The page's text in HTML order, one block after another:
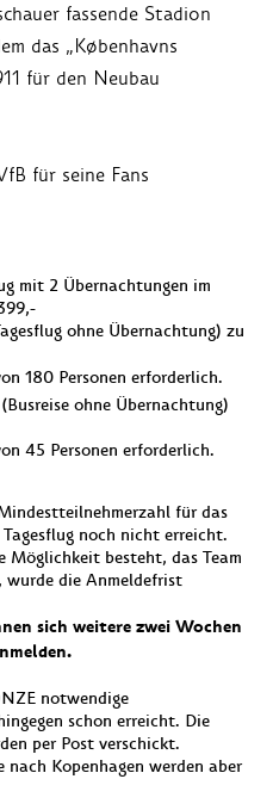
fassende Stadion
das „Københavns
für den Neubau
für seine Fans
mit 2 Übernachtungen im
ohne Übernachtung) zu
180 Personen erforderlich.
ohne Übernachtung)
45 Personen erforderlich.
für das
Tagesflug noch nicht erreicht.
Möglichkeit besteht, das Team
wurde die Anmeldefrist
sich weitere zwei Wochen
notwendige
schon erreicht. Die
per Post verschickt.
nach Kopenhagen werden aber